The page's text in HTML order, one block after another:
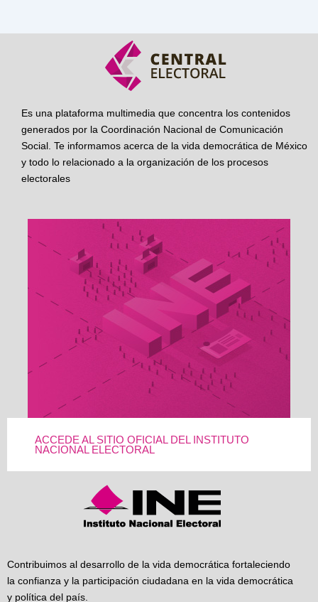
Es una plataforma multimedia que concentra los contenidos
generados por la Coordinación Nacional de Comunicación
Social. Te informamos acerca de la vida democrática de México
y todo lo relacionado a la organización de los procesos
electorales
ACCEDE AL SITIO OFICIAL DEL INSTITUTO
NACIONAL ELECTORAL
Contribuimos al desarrollo de la vida democrática fortaleciendo
la confianza y la participación ciudadana en la vida democrática
y política del país.